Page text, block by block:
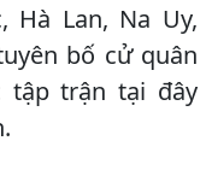
Hà Lan, Na Uy,
bố cử quân
tập trận tại đây